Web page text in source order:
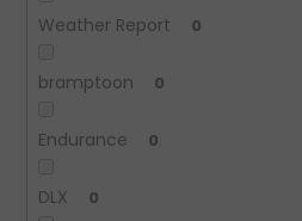
Weather Report 0
bramptoon 0
Endurance 0
DLX 0